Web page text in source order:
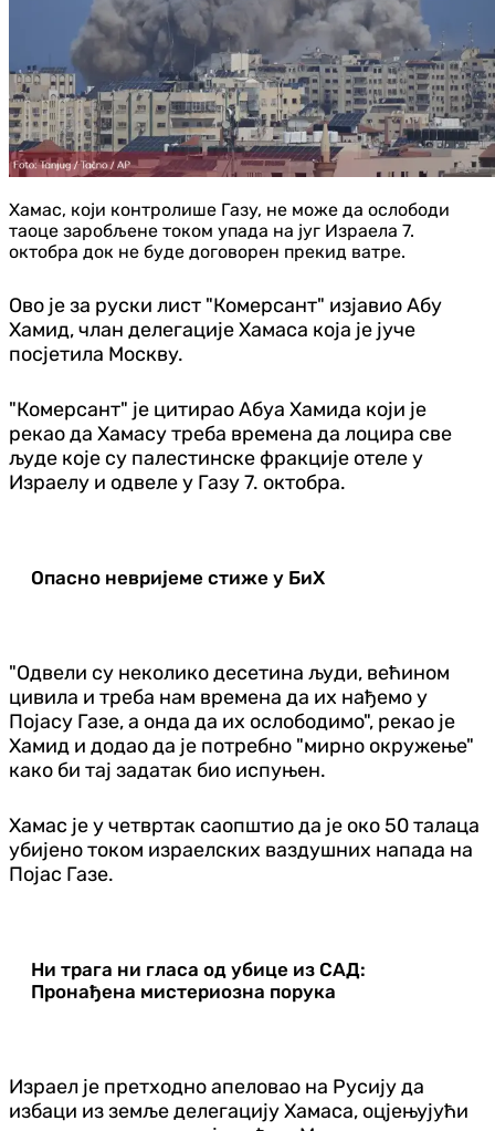
Хамас, који контролише Газу, не може да ослободи
таоце заробљене током упада на југ Израела 7.
октобра док не буде договорен прекид ватре.
Ово је за руски лист "Комерсант" изјавио Абу
Хамид, члан делегације Хамаса која је јуче
посјетила Москву.
"Комерсант" је цитирао Абуа Хамида који је
рекао да Хамасу треба времена да лоцира све
људе које су палестинске фракције отеле у
Израелу и одвеле у Газу 7. октобра.
Опасно невријеме стиже у БиХ
"Одвели су неколико десетина људи, већином
цивила и треба нам времена да их нађемо у
Појасу Газе, а онда да их ослободимо", рекао је
Хамид и додао да је потребно "мирно окружење"
како би тај задатак био испуњен.
Хамас је у четвртак саопштио да је око 50 талаца
убијено током израелских ваздушних напада на
Појас Газе.
Ни трага ни гласа од убице из САД:
Пронађена мистериозна порука
Израел је претходно апеловао на Русију да
избаци из земље делегацију Хамаса, оцјењујући